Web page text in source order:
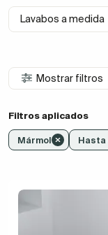
Lavabos a medida
Mostrar filtros
Filtros aplicados
Mármol Hasta